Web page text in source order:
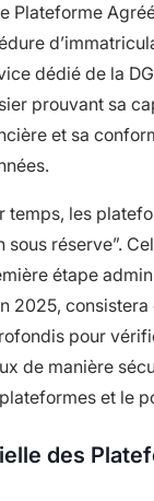
Plateforme
dédié de la
prouvant sa
et sa
temps, les
sous réserve”.
étape
2025, consistera
pour
de manière
et le
des